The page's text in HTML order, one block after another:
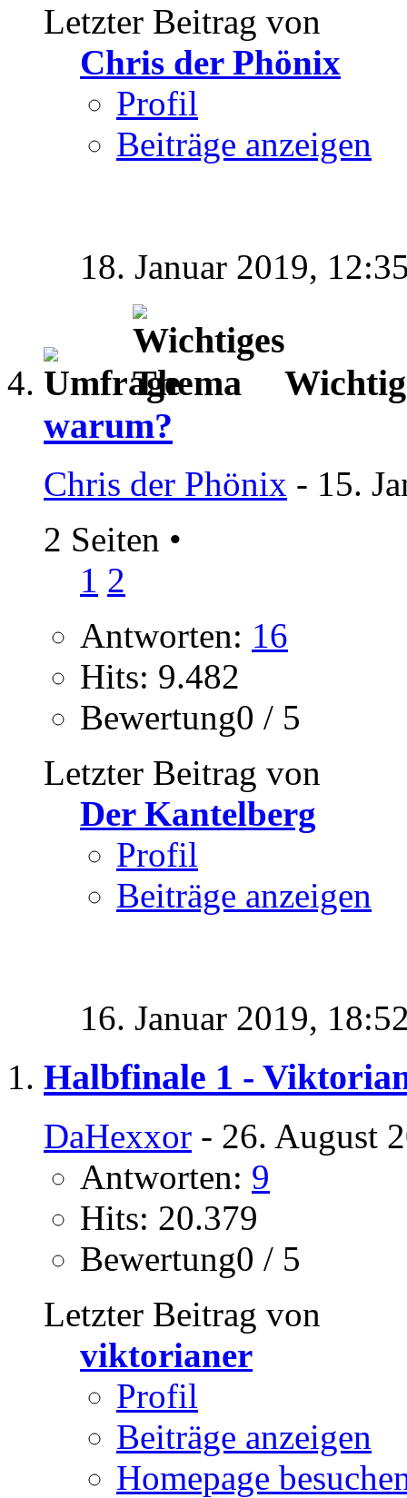
Letzter Beitrag von
Chris der Phönix
Profil
Beiträge anzeigen
18. Januar 2019,
warum?
Chris der Phönix - 15.
2 Seiten •
1 2
Antworten: 16
Hits: 9.482
Bewertung0 / 5
Letzter Beitrag von
Der Kantelberg
Profil
Beiträge anzeigen
16. Januar 2019,
Halbfinale 1 -
DaHexxor - 26. August
Antworten: 9
Hits: 20.379
Bewertung0 / 5
Letzter Beitrag von
viktorianer
Profil
Beiträge anzeigen
Homepage